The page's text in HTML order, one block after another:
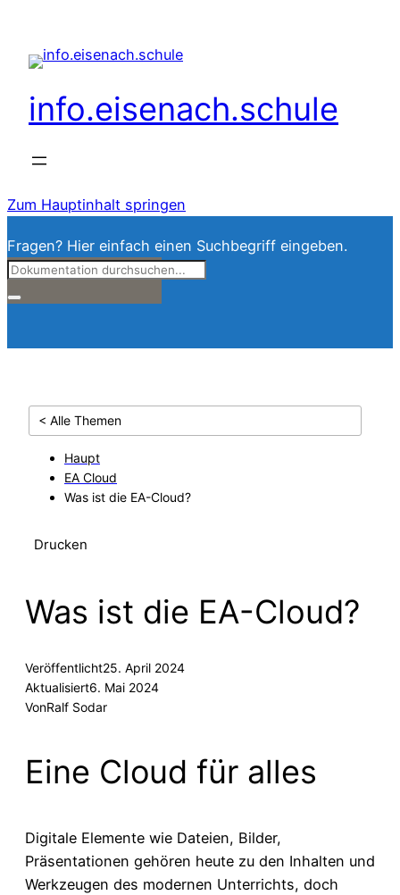
info.eisenach.schule
Zum Hauptinhalt springen
Fragen? Hier einfach einen Suchbegriff eingeben.
< Alle Themen
Haupt
EA Cloud
Was ist die EA-Cloud?
Drucken
Was ist die EA-Cloud?
Veröffentlicht25. April 2024
Aktualisiert6. Mai 2024
VonRalf Sodar
Eine Cloud für alles
Digitale Elemente wie Dateien, Bilder,
Präsentationen gehören heute zu den Inhalten und
Werkzeugen des modernen Unterrichts, doch